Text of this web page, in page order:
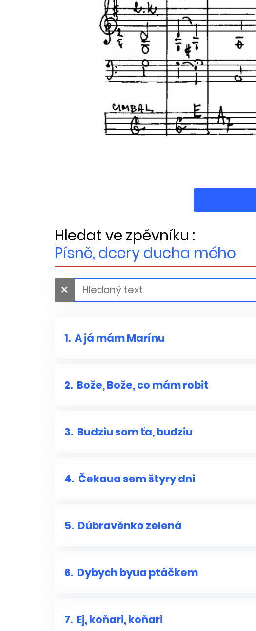
Hledat ve zpěvníku :
Písně, dcery ducha mého
1. A já mám Marínu
2. Bože, Bože, co mám robit
3. Budziu som ťa, budziu
4. Čekaua sem štyry dni
5. Dúbravěnko zelená
6. Dybych byua ptáčkem
7. Ej, koňari, koňari